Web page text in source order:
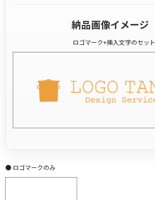
納品画像イメージ
ロゴマーク+挿入文字のセット
● ロゴマークのみ